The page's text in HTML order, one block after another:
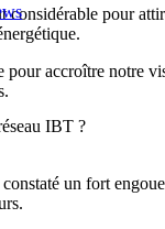
pour
accroître notre
IBT ?
un fort